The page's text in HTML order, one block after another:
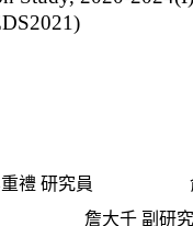
研究員 俞振
千 副研究